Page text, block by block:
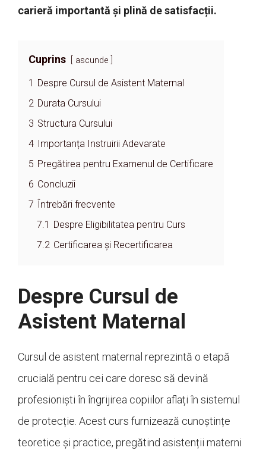
carieră importantă și plină de satisfacții.
Cuprins ascunde
1
Despre Cursul de Asistent Maternal
2 Durata Cursului
3 Structura Cursului
4
Importanța Instruirii Adevarate
5 Pregătirea pentru Examenul de Certificare
6 Concluzii
7
Întrebări frecvente
7.1
Despre Eligibilitatea pentru Curs
7.2 Certificarea și Recertificarea
Despre Cursul de
Asistent Maternal
Cursul de asistent maternal reprezintă o etapă
crucială pentru cei care doresc să devină
profesioniști în îngrijirea copiilor aflați în sistemul
de protecție. Acest curs furnizează cunoștințe
teoretice și practice, pregătind asistenții materni